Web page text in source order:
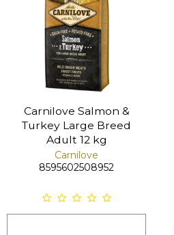
Carnilove Salmon &
Turkey Large Breed
Adult 12 kg
Carnilove
8595602508952